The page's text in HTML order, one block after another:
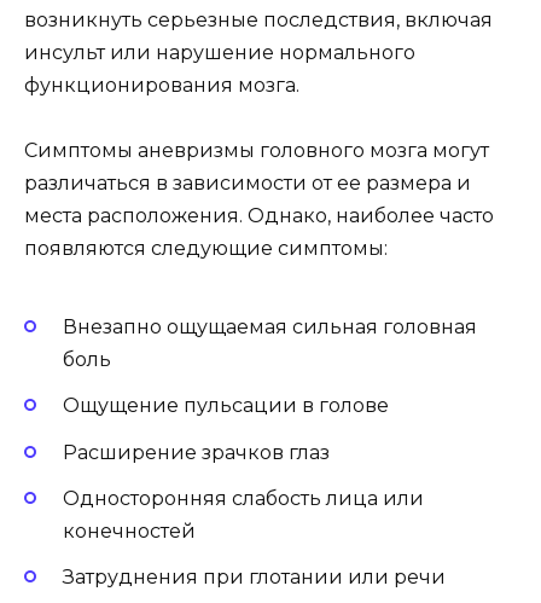
возникнуть серьезные последствия, включая
инсульт или нарушение нормального
функционирования мозга.
Симптомы аневризмы головного мозга могут
различаться в зависимости от ее размера и
места расположения. Однако, наиболее часто
появляются следующие симптомы:
Внезапно ощущаемая сильная головная
боль
Ощущение пульсации в голове
Расширение зрачков глаз
Односторонняя слабость лица или
конечностей
Затруднения при глотании или речи